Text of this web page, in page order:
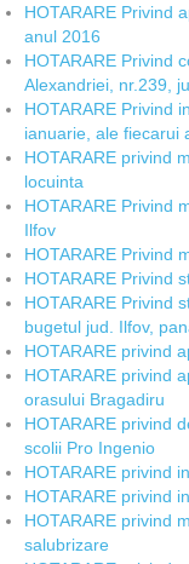
HOTARARE Privind
anul 2016
HOTARARE Privind
Alexandriei, nr.239,
HOTARARE Privind
ianuarie, ale fiecarui
HOTARARE privind
locuinta
HOTARARE Privind
Ilfov
HOTARARE Privind
HOTARARE Privind
HOTARARE Privind
bugetul jud. Ilfov,
HOTARARE privind
HOTARARE privind
orasului Bragadiru
HOTARARE privind
scolii Pro Ingenio
HOTARARE privind
HOTARARE privind
HOTARARE privind
salubrizare